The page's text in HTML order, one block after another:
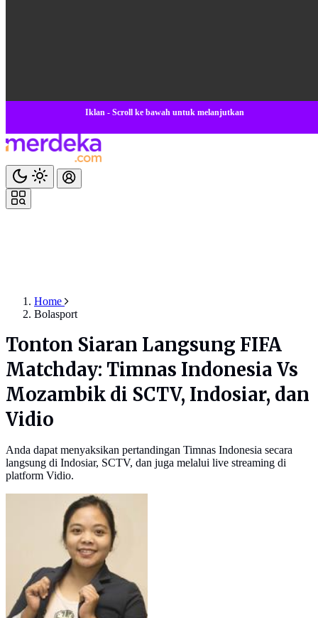
Iklan - Scroll ke bawah untuk melanjutkan
Home
Bolasport
Tonton Siaran Langsung FIFA
Matchday: Timnas Indonesia Vs
Mozambik di SCTV, Indosiar, dan
Vidio
Anda dapat menyaksikan pertandingan Timnas Indonesia secara
langsung di Indosiar, SCTV, dan juga melalui live streaming di
platform Vidio.